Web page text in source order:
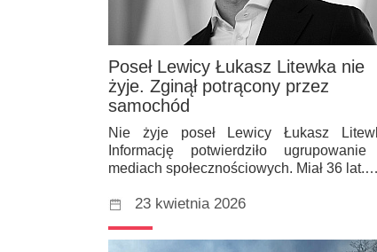
Poseł Lewicy Łukasz Litewka nie
żyje. Zginął potrącony przez
samochód
Nie żyje poseł Lewicy Łukasz
Informację potwierdziło
mediach społecznościowych. Miał 36 lat.…
23 kwietnia 2026